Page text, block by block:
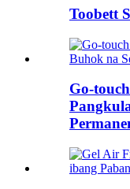
Toobett
Go-